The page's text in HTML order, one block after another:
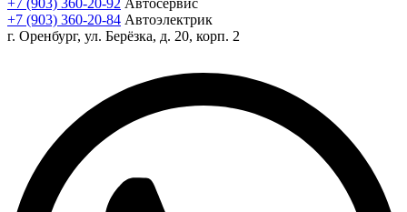
+7 (903) 360-20-92 Автосервис
+7 (903) 360-20-84 Автоэлектрик
г. Оренбург, ул. Берёзка, д. 20, корп. 2